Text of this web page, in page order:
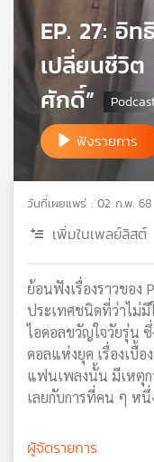
เครือ
วิทยุ
แผนที่
ข่าย
EP. 27: อิ
เปลี่ยนชีวิต
ศักดิ์”
ฟังรายการ
วันที่เผยแพร่ : 02 ก.พ. 68
เพิ่มในเพลย์ลิสต์
ย้อนฟังเรื่องราวของ
ประเทศชนิดที่ว่าไม่มี
ไอดอลขวัญใจวัยรุ่น
ดอลแห่งยุค เรื่องเบื้อ
แฟนเพลงนั้น มีเหตุก
เลยกับการที่คน ๆ หนึ่
ผู้จัดรายการ